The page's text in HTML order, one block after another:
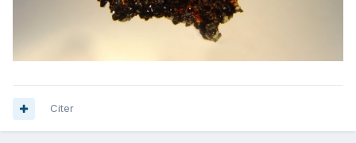
Citer